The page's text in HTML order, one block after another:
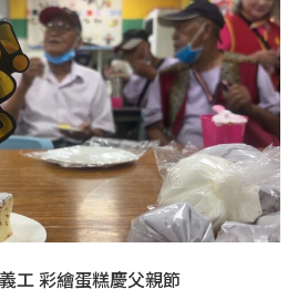
工 彩繪蛋糕慶父親節